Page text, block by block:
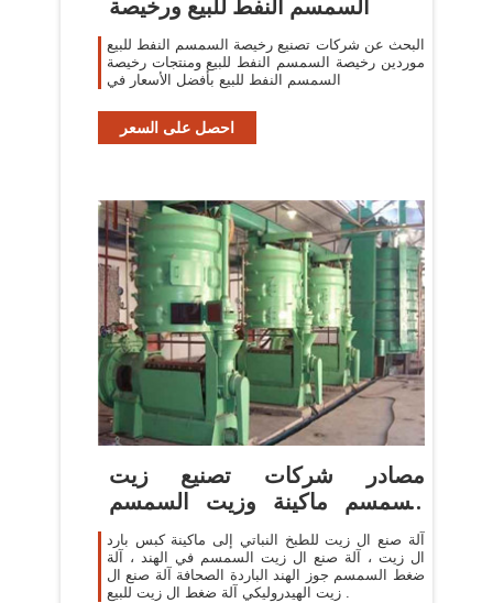
السمسم النفط للبيع ورخيصة
البحث عن شركات تصنيع رخيصة السمسم النفط للبيع
موردين رخيصة السمسم النفط للبيع ومنتجات رخيصة
السمسم النفط للبيع بأفضل الأسعار في
احصل على السعر
مصادر شركات تصنيع زيت
السمسم ماكينة وزيت السمسم
ماكينة في
آلة صنع ال زيت للطبخ النباتي إلى ماكينة كبس بارد
ال زيت ، آلة صنع ال زيت السمسم في الهند ، آلة
ضغط السمسم جوز الهند الباردة الصحافة آلة صنع ال
زيت الهيدروليكي آلة ضغط ال زيت للبيع .